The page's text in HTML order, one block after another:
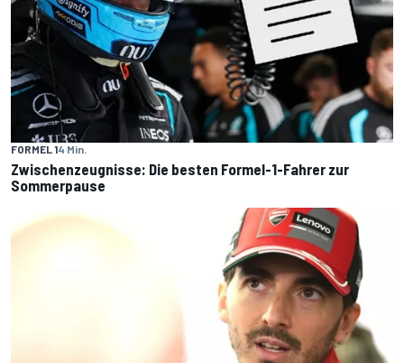
FORMEL 14 Min.
Zwischenzeugnisse: Die besten Formel-1-Fahrer zur
Sommerpause